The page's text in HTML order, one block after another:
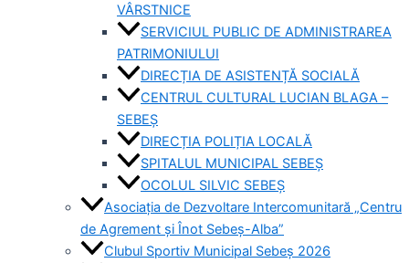
VÂRSTNICE
SERVICIUL PUBLIC DE ADMINISTRAREA
PATRIMONIULUI
DIRECȚIA DE ASISTENȚĂ SOCIALĂ
CENTRUL CULTURAL LUCIAN BLAGA –
SEBEȘ
DIRECȚIA POLIȚIA LOCALĂ
SPITALUL MUNICIPAL SEBEȘ
OCOLUL SILVIC SEBEȘ
Asociația de Dezvoltare Intercomunitară „Centru
de Agrement și Înot Sebeș-Alba”
Clubul Sportiv Municipal Sebeș 2026